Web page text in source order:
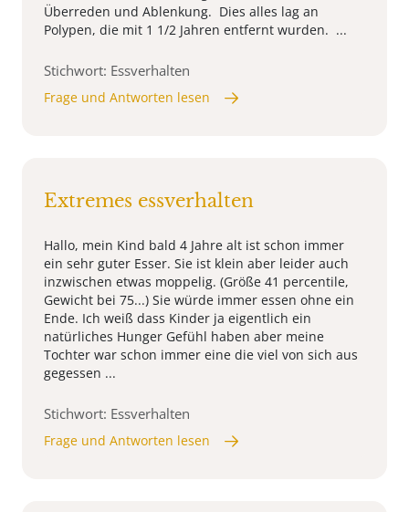
Überreden und Ablenkung. Dies alles lag an
Polypen, die mit 1 1/2 Jahren entfernt wurden. ...
Stichwort: Essverhalten
Frage und Antworten lesen
Extremes essverhalten
Hallo, mein Kind bald 4 Jahre alt ist schon immer
ein sehr guter Esser. Sie ist klein aber leider auch
inzwischen etwas moppelig. (Größe 41 percentile,
Gewicht bei 75...) Sie würde immer essen ohne ein
Ende. Ich weiß dass Kinder ja eigentlich ein
natürliches Hunger Gefühl haben aber meine
Tochter war schon immer eine die viel von sich aus
gegessen ...
Stichwort: Essverhalten
Frage und Antworten lesen